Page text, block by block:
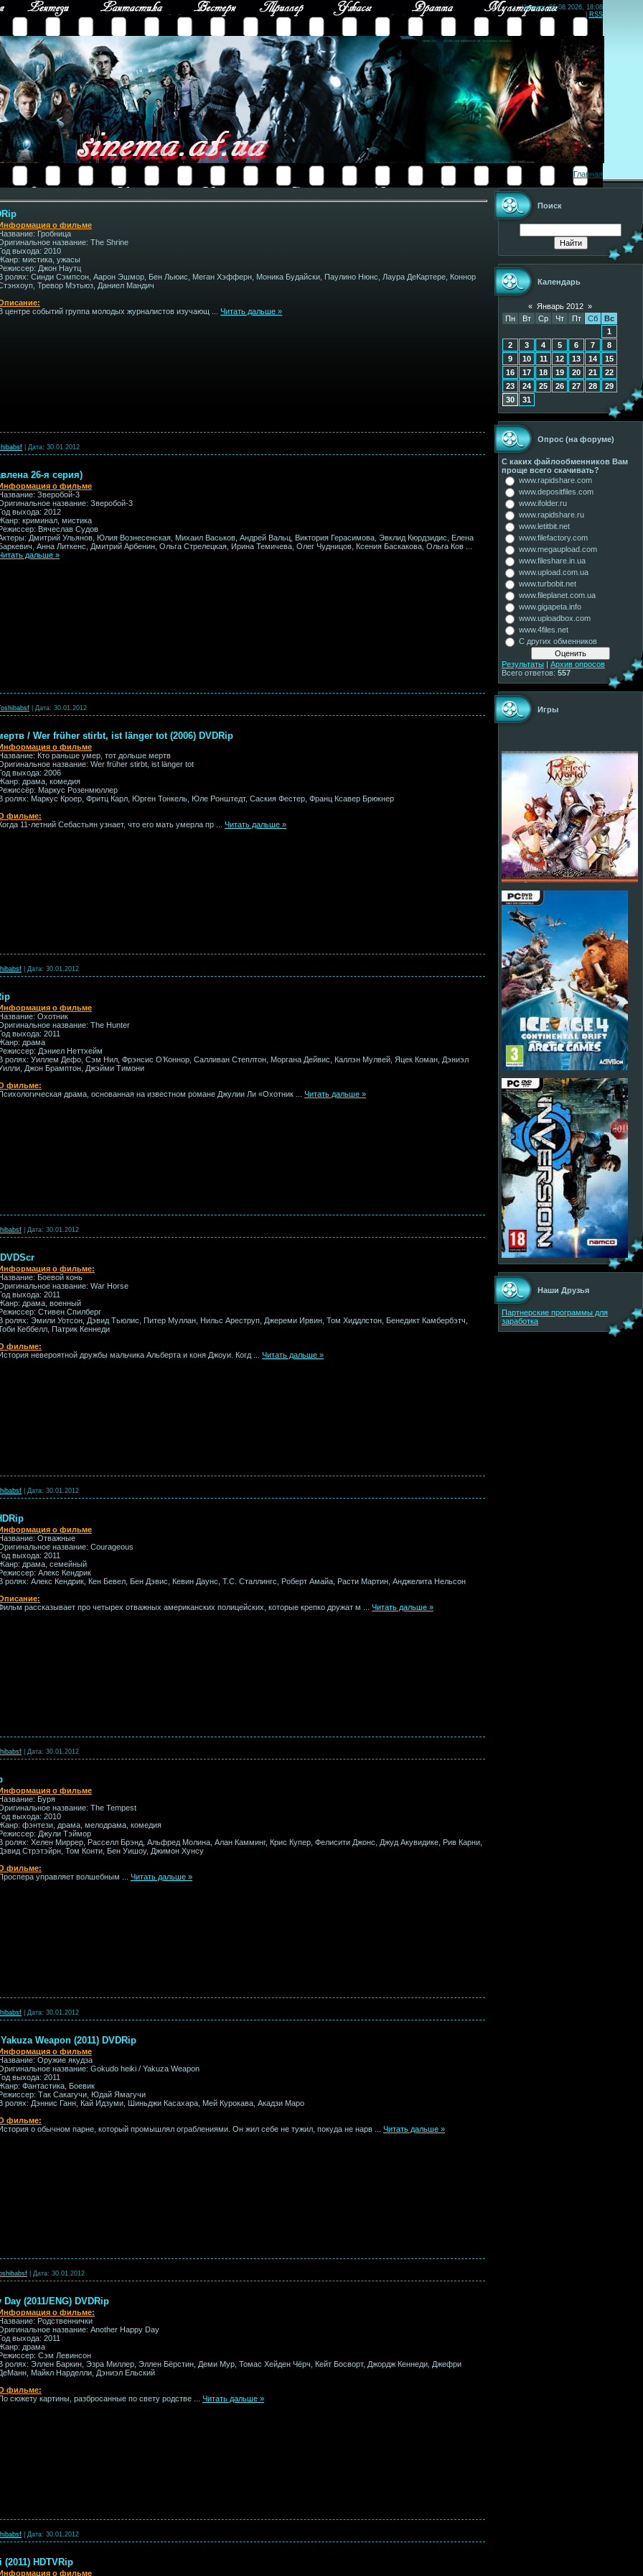
Четверг, 06.08.2026, 18:08
RSS
Главная
о фильме
Гробница
название: The Shrine
выхода: 2010
мистика, ужасы
Джон Наутц
ролях: Синди Сэмпсон, Аарон Эшмор, Бен Льюис, Меган Хэфферн, Моника Будайски, Паулино Нюнс, Лаура ДеКартере, Коннор
Тревор Мэтьюз, Даниел Мандич
центре событий группа молодых журналистов изучающ
Читать дальше »
Дата: 30.01.2012
26-я серия)
о фильме
Зверобой-3
название: Зверобой-3
выхода: 2012
криминал, мистика
Вячеслав Судов
Дмитрий Ульянов, Юлия Вознесенская, Михаил Васьков, Андрей Вальц, Виктория Герасимова, Эвклид Кюрдзидис, Елена
Анна Литкенс, Дмитрий Арбенин, Ольга Стрелецкая, Ирина Темичева, Олег Чудницов, Ксения Баскакова, Ольга Ков
дальше »
Дата: 30.01.2012
/ Wer früher stirbt, ist länger tot (2006) DVDRip
о фильме
Кто раньше умер, тот дольше мертв
название: Wer früher stirbt, ist länger tot
выхода: 2006
драма, комедия
Маркус Розенмюллер
ролях: Маркус Кроер, Фритц Карл, Юрген Тонкель, Юле Ронштедт, Саския Фестер, Франц Ксавер Брюкнер
фильме:
11-летний Себастьян узнает, что его мать умерла пр
Читать дальше »
Дата: 30.01.2012
о фильме
Охотник
название: The Hunter
выхода: 2011
драма
Дэниел Неттхейм
ролях: Уиллем Дефо, Сэм Нил, Фрэнсис О’Коннор, Салливан Степлтон, Моргана Дейвис, Каллэн Мулвей, Яцек Коман, Дэниэл
Джон Брамптон, Джэйми Тимони
фильме:
драма, основанная на известном романе Джулии Ли «Охотник
Читать дальше »
Дата: 30.01.2012
о фильме:
Боевой конь
название: War Horse
выхода: 2011
драма, военный
Стивен Спилберг
ролях: Эмили Уотсон, Дэвид Тьюлис, Питер Муллан, Нильс Ареструп, Джереми Ирвин, Том Хиддлстон, Бенедикт Камбербэтч,
Кеббелл, Патрик Кеннеди
фильме:
невероятной дружбы мальчика Альберта и коня Джоуи. Когд
Читать дальше »
Дата: 30.01.2012
о фильме
Отважные
название: Courageous
выхода: 2011
драма, семейный
Алекс Кендрик
ролях: Алекс Кендрик, Кен Бевел, Бен Дэвис, Кевин Даунс, Т.С. Сталлингс, Роберт Амайа, Расти Мартин, Анджелита Нельсон
рассказывает про четырех отважных американских полицейских, которые крепко дружат м
Читать дальше »
Дата: 30.01.2012
о фильме
Буря
название: The Tempest
выхода: 2010
фэнтези, драма, мелодрама, комедия
Джули Тэймор
ролях: Хелен Миррер, Расселл Брэнд, Альфред Молина, Алан Камминг, Крис Купер, Фелисити Джонс, Джуд Акувидике, Рив Карни,
Стрэтэйрн, Том Конти, Бен Уишоу, Джимон Хунсу
фильме:
управляет волшебным
Читать дальше »
Дата: 30.01.2012
Weapon (2011) DVDRip
о фильме
Оружие якудза
название: Gokudo heiki / Yakuza Weapon
выхода: 2011
Фантастика, Боевик
Так Сакагучи, Юдай Ямагучи
ролях: Дэннис Ганн, Кай Идзуми, Шиньджи Касахара, Мей Курокава, Акадзи Маро
фильме:
о обычном парне, который промышлял ограблениями. Он жил себе не тужил, покуда не нарв
Читать дальше »
Дата: 30.01.2012
(2011/ENG) DVDRip
о фильме:
Родственнички
название: Another Happy Day
выхода: 2011
драма
Сэм Левинсон
ролях: Эллен Баркин, Эзра Миллер, Эллен Бёрстин, Деми Мур, Томас Хейден Чёрч, Кейт Босворт, Джордж Кеннеди, Джефри
Майкл Нарделли, Дэниэл Ельский
фильме:
сюжету картины, разбросанные по свету родстве
Читать дальше »
Дата: 30.01.2012
HDTVRip
о фильме
Поиск
Календарь
« Январь 2012 »
Пн
Вт Ср Чт Пт Сб
Вс
1
2
3 4 5 6 7
8
9
10 11 12 13 14
15
16
17 18 19 20 21
22
23
24 25 26 27 28
29
30
31
Опрос (на форуме)
С каких файлообменников Вам
проще всего скачивать?
www.rapidshare.com
www.depositfiles.com
www.ifolder.ru
www.rapidshare.ru
www.letitbit.net
www.filefactory.com
www.megaupload.com
www.fileshare.in.ua
www.upload.com.ua
www.turbobit.net
www.fileplanet.com.ua
www.gigapeta.info
www.uploadbox.com
www.4files.net
С других обменников
Результаты | Архив опросов
Всего ответов: 557
Игры
Наши Друзья
Партнерские программы для
заработка